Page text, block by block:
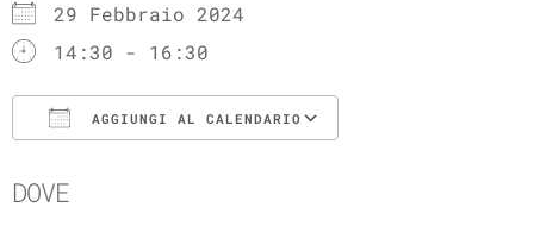
29 Febbraio 2024
14:30 - 16:30
AGGIUNGI AL CALENDARIO
DOVE